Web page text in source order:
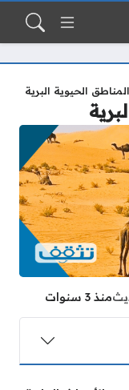
الحيوية البرية
منذ 3 سنوات